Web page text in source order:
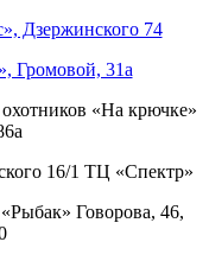
Дзержинского 74
Громовой, 31а
«На крючке»
16/1 ТЦ «Спектр»
Говорова, 46,